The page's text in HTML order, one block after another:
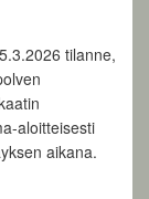
tilanne,
aloitteisesti
aikana.
KIITTÄÄ –